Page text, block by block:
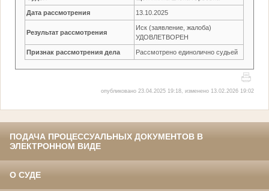
Дата рассмотрения 13.10.2025
Результат рассмотрения
Иск (заявление, жалоба)
УДОВЛЕТВОРЕН
Признак рассмотрения дела Рассмотрено единолично судьей
опубликовано 23.04.2025 19:18, изменено 13.02.2026 19:02
ПОДАЧА ПРОЦЕССУАЛЬНЫХ ДОКУМЕНТОВ В
ЭЛЕКТРОННОМ ВИДЕ
О СУДЕ